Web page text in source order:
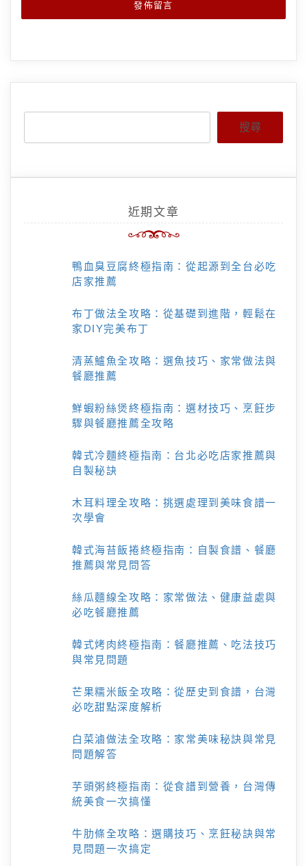
搜尋
近期文章
鴨血臭豆腐終極指南：從起源到全台必吃
店家推薦
布丁做法全攻略：從基礎到進階，輕鬆在
家DIY完美布丁
清蒸鱸魚全攻略：選魚技巧、家常做法與
餐廳推薦
鮮蝦粉絲煲終極指南：選材技巧、烹飪步
驟與餐廳推薦全攻略
韓式冷麵終極指南：台北必吃店家推薦與
自製秘訣
木耳料理全攻略：挑選處理到美味食譜一
次學會
韓式海苔飯捲終極指南：自製食譜、餐廳
推薦與常見問答
絲瓜麵線全攻略：家常做法、健康益處與
必吃餐廳推薦
韓式烤肉終極指南：餐廳推薦、吃法技巧
與常見問題
芒果糯米飯全攻略：從歷史到食譜，台灣
必吃甜點深度解析
白菜滷做法全攻略：家常美味秘訣與常見
問題解答
芋頭粥終極指南：從食譜到營養，台灣傳
統美食一次搞懂
牛肋條全攻略：選購技巧、烹飪秘訣與常
見問題一次搞定